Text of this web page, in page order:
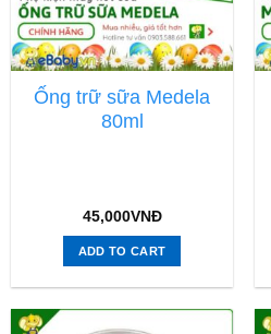
Ống trữ sữa Medela
80ml
45,000VNĐ
ADD TO CART